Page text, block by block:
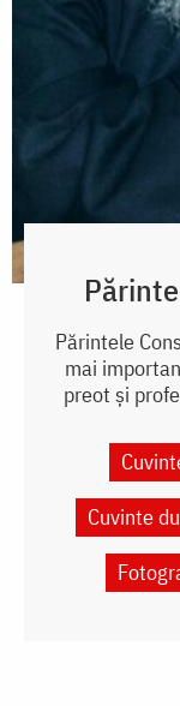
Părintele
mai
preot și
Cuvinte